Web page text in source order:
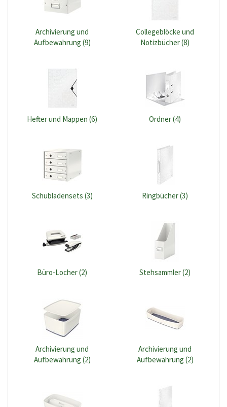
Archivierung und
Aufbewahrung (9)
Collegeblöcke und
Notizbücher (8)
Hefter und Mappen (6) Ordner (4)
Schubladensets (3) Ringbücher (3)
Büro-Locher (2) Stehsammler (2)
Archivierung und
Aufbewahrung (2)
Archivierung und
Aufbewahrung (2)